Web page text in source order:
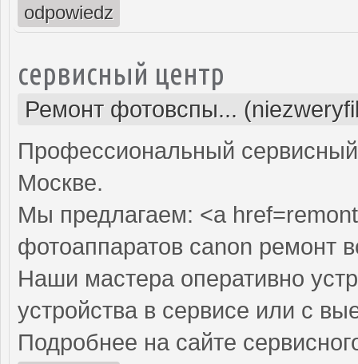
odpowiedz
сервисный центр
Ремонт фотовспы...
Профессиональный
Москве.
Мы предлагаем: <a
фотоаппаратов canon ремонт
Наши мастера оперативно
устройства в сервисе или с
Подробнее на сайте